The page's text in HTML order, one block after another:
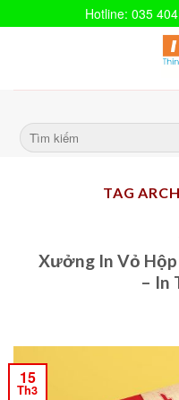
Hotline: 035
TAG
Xưởng In Vỏ
– In
15
Th3